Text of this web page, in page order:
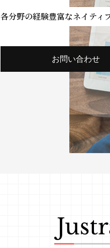
各分野の経験豊富なネイティ
お問い合わせ